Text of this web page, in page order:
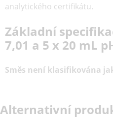
analytického certifikátu.
Základní
7,01 a 5 x 20 mL
Směs není klasifikována
Alternativní